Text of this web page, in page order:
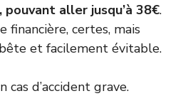
aller jusqu’à 38€.
financière, certes, mais
et facilement évitable.
cas d’accident grave.